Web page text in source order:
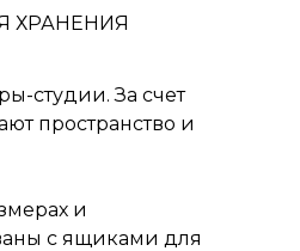
ХРАНЕНИЯ
студии. За счет
пространство и
и
с ящиками для